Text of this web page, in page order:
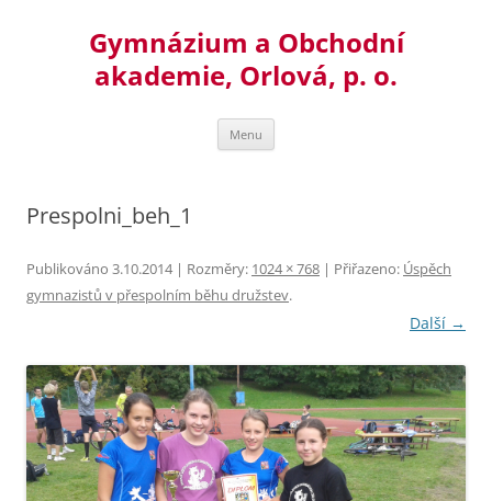
Gymnázium a Obchodní
akademie, Orlová, p. o.
Menu
Prespolni_beh_1
Publikováno 3.10.2014| Rozměry: 1024 × 768 | Přiřazeno: Úspěch
gymnazistů v přespolním běhu družstev.
Další →